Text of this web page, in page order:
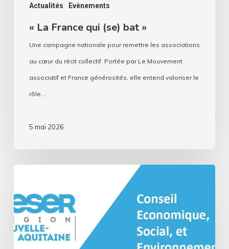
Actualités Evènements
« La France qui (se) bat »
Une campagne nationale pour remettre les associations
au cœur du récit collectif. Portée par Le Mouvement
associatif et France générosités, elle entend valoriser le
rôle…
5 mai 2026
territoriale
n’est
pas